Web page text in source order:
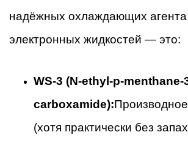
надёжных охлаждающих агента
электронных жидкостей — это:
WS-3 (N-ethyl-p-menthane-
carboxamide):
(хотя практически без